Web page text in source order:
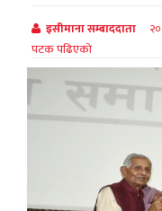
इसीमाना सम्बाददाता
पटक पढिएको